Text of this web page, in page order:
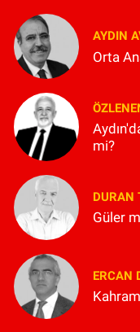
AYDIN
Orta
mi?
DURAN
Güler
ERCAN